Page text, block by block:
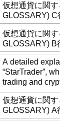
仮想通貨に関
GLOSSARY) C
仮想通貨に関
GLOSSARY) B
A detailed
“StarTrader”,
trading and
仮想通貨に関
GLOSSARY) A